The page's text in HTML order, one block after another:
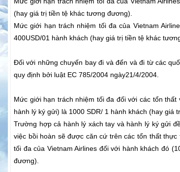
(hay giá trị tiền tệ khác tương đương).
Mức giới hạn trách nhiệm tối đa của Vietnam
400USD/01 hành khách (hay giá trị tiền tệ khác
Đối với những chuyến bay đi và đến và đi từ các
quy định bởi luật EC 785/2004 ngày21/4/2004.
Mức giới hạn trách nhiệm tối đa đối với các tổn thất
hành lý ký gửi) là 1000 SDR/ 1 hành khách (hay giá
Trường hợp cả hành lý xách tay và hành lý ký gửi
việc bồi hoàn sẽ được căn cứ trên các tổn thất
tối đa của Vietnam Airlines đối với hành khách đó
đương).